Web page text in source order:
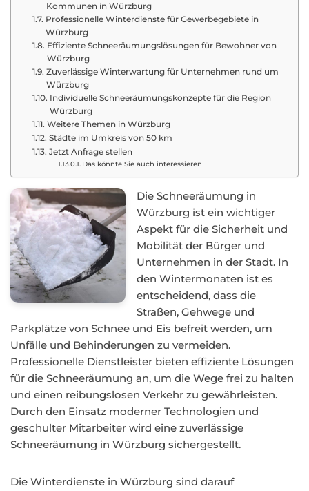
Kommunen in Würzburg
Professionelle Winterdienste für Gewerbegebiete in
Würzburg
Effiziente Schneeräumungslösungen für Bewohner von
Würzburg
Zuverlässige Winterwartung für Unternehmen rund um
Würzburg
Individuelle Schneeräumungskonzepte für die Region
Würzburg
Weitere Themen in Würzburg
Städte im Umkreis von 50 km
Jetzt Anfrage stellen
Das könnte Sie auch interessieren
Die Schneeräumung in
Würzburg ist ein wichtiger
Aspekt für die Sicherheit und
Mobilität der Bürger und
Unternehmen in der Stadt. In
den Wintermonaten ist es
entscheidend, dass die
Straßen, Gehwege und
Parkplätze von Schnee und Eis befreit werden, um
Unfälle und Behinderungen zu vermeiden.
Professionelle Dienstleister bieten effiziente Lösungen
für die Schneeräumung an, um die Wege frei zu halten
und einen reibungslosen Verkehr zu gewährleisten.
Durch den Einsatz moderner Technologien und
geschulter Mitarbeiter wird eine zuverlässige
Schneeräumung in Würzburg sichergestellt.
Die Winterdienste in Würzburg sind darauf